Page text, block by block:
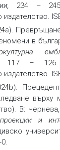
234 –
издателство.
в
117 – 126.
издателство.
върху
В:
и